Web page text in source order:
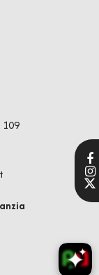
109